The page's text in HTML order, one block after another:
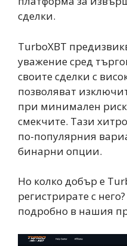
сделки.
TurboXBT
уважение сред
своите сделки с
позволяват
при минимален риск,
смекчите. Тази
по-популярния
бинарни опции.
Но колко добър е
регистрирате с
подробно в нашия